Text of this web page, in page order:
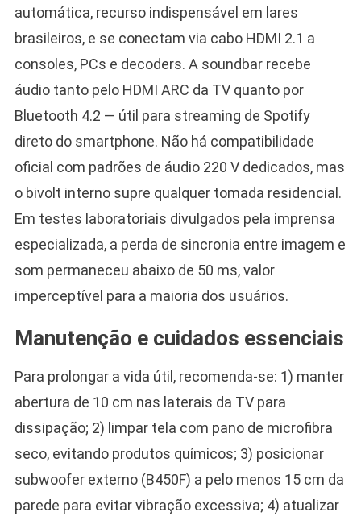
automática, recurso indispensável em lares
brasileiros, e se conectam via cabo HDMI 2.1 a
consoles, PCs e decoders. A soundbar recebe
áudio tanto pelo HDMI ARC da TV quanto por
Bluetooth 4.2 — útil para streaming de Spotify
direto do smartphone. Não há compatibilidade
oficial com padrões de áudio 220 V dedicados, mas
o bivolt interno supre qualquer tomada residencial.
Em testes laboratoriais divulgados pela imprensa
especializada, a perda de sincronia entre imagem e
som permaneceu abaixo de 50 ms, valor
imperceptível para a maioria dos usuários.
Manutenção e cuidados essenciais
Para prolongar a vida útil, recomenda-se: 1) manter
abertura de 10 cm nas laterais da TV para
dissipação; 2) limpar tela com pano de microfibra
seco, evitando produtos químicos; 3) posicionar
subwoofer externo (B450F) a pelo menos 15 cm da
parede para evitar vibração excessiva; 4) atualizar